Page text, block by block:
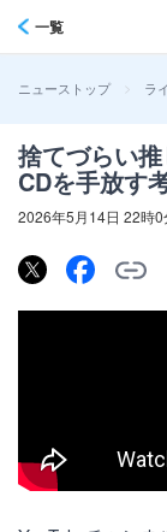
一覧
ニューストップ > ラ
捨てづらい
CDを手放す
2026年5月14日 22時0